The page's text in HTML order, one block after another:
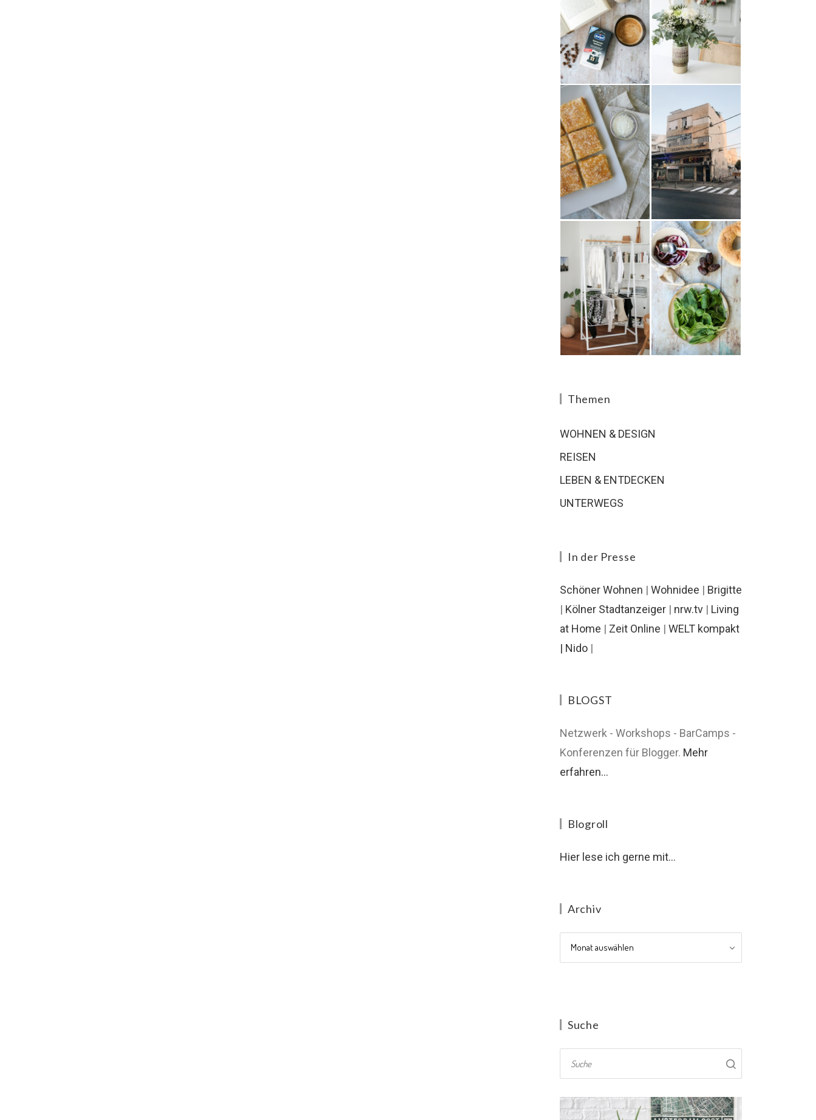
Themen
WOHNEN & DESIGN
REISEN
LEBEN & ENTDECKEN
UNTERWEGS
In der Presse
Schöner Wohnen | Wohnidee | Brigitte
| Kölner Stadtanzeiger | nrw.tv | Living
at Home | Zeit Online | WELT kompakt
| Nido |
BLOGST
Netzwerk - Workshops - BarCamps -
Konferenzen für Blogger. Mehr
erfahren...
Blogroll
Hier lese ich gerne mit...
Archiv
Archiv
Suche